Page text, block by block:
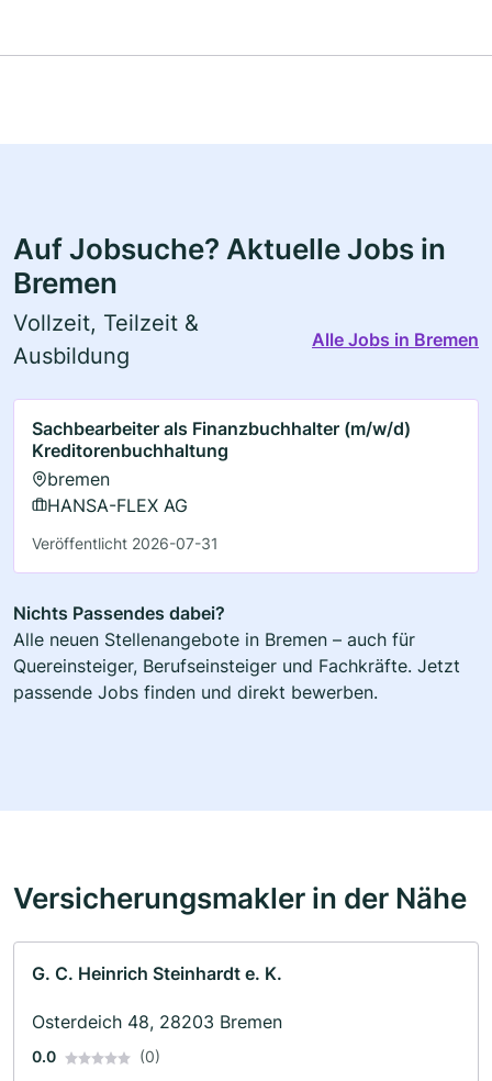
Auf Jobsuche? Aktuelle Jobs in
Bremen
Vollzeit, Teilzeit &
Ausbildung
Alle Jobs in Bremen
Sachbearbeiter als Finanzbuchhalter (m/w/d)
Kreditorenbuchhaltung
bremen
HANSA-FLEX AG
Veröffentlicht 2026-07-31
Nichts Passendes dabei?
Alle neuen Stellenangebote in Bremen – auch für
Quereinsteiger, Berufseinsteiger und Fachkräfte. Jetzt
passende Jobs finden und direkt bewerben.
Versicherungsmakler in der Nähe
G. C. Heinrich Steinhardt e. K.
Osterdeich 48, 28203 Bremen
0.0 (0)